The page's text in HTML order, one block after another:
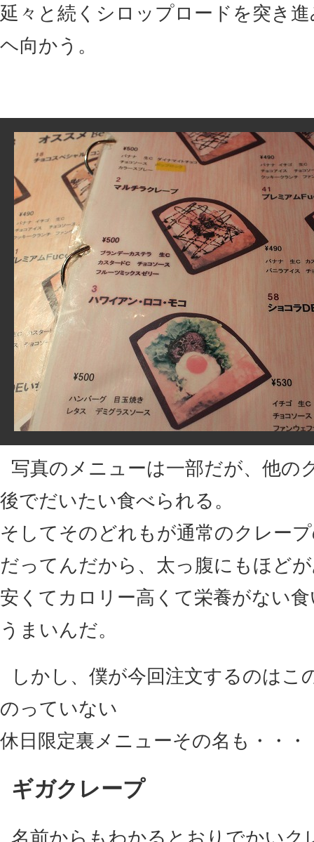
延々と続くシロップロードを突き
ヘ向かう。
写真のメニューは一部だが、他の
後でだいたい食べられる。
そしてそのどれもが通常のクレー
だってんだから、太っ腹にもほど
安くてカロリー高くて栄養がない
うまいんだ。
しかし、僕が今回注文するのはこ
のっていない
休日限定裏メニューその名も・・・
ギガクレープ
名前からもわかるとおりでかいク